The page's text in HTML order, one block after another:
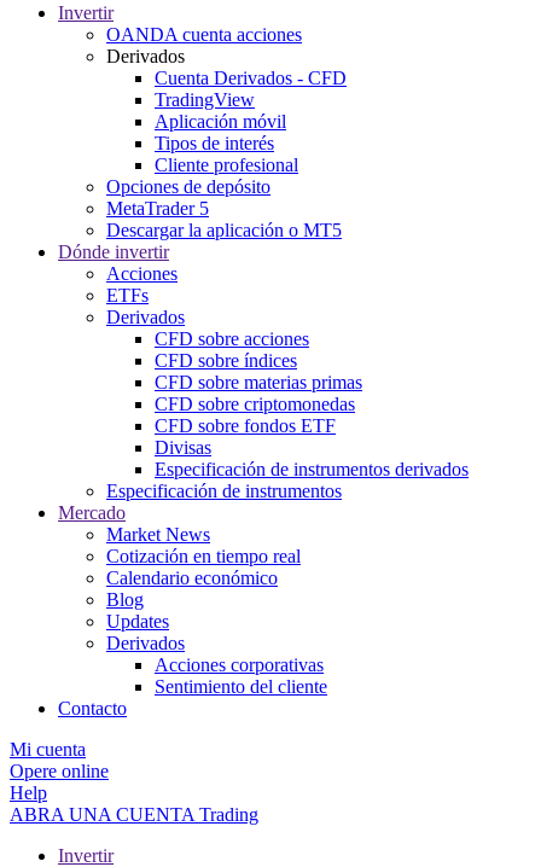
Invertir
OANDA cuenta acciones
Derivados
Cuenta Derivados - CFD
TradingView
Aplicación móvil
Tipos de interés
Cliente profesional
Opciones de depósito
MetaTrader 5
Descargar la aplicación o MT5
Dónde invertir
Acciones
ETFs
Derivados
CFD sobre acciones
CFD sobre índices
CFD sobre materias primas
CFD sobre criptomonedas
CFD sobre fondos ETF
Divisas
Especificación de instrumentos derivados
Especificación de instrumentos
Mercado
Market News
Cotización en tiempo real
Calendario económico
Blog
Updates
Derivados
Acciones corporativas
Sentimiento del cliente
Contacto
Mi cuenta
Opere online
Help
ABRA UNA CUENTA Trading
Invertir